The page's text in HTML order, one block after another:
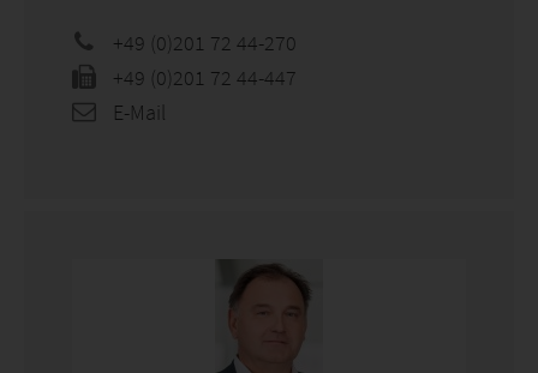
+49 (0)201 72 44-270
+49 (0)201 72 44-447
E-Mail